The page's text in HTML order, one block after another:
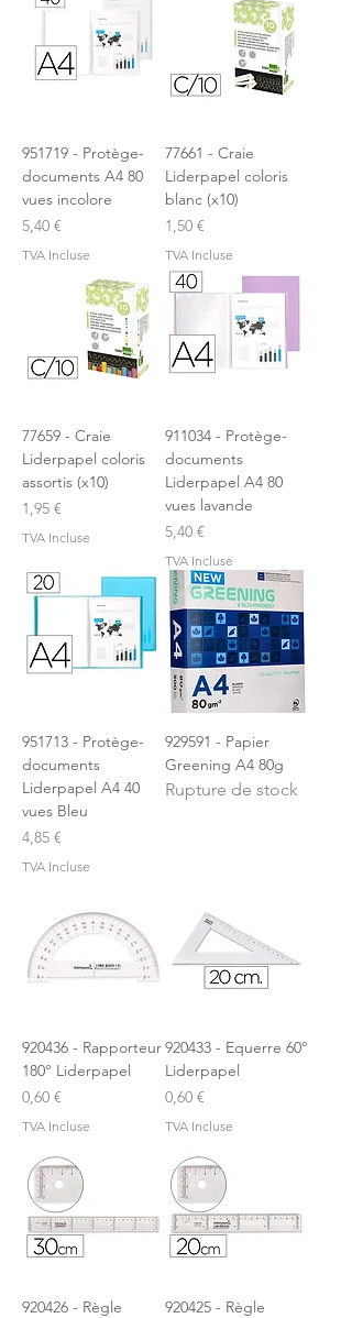
951719 - Protège-
documents A4 80
vues incolore
Prix
5,40 €
TVA Incluse
77661 - Craie
Liderpapel coloris
blanc (x10)
Prix
1,50 €
TVA Incluse
77659 - Craie
Liderpapel coloris
assortis (x10)
Prix
1,95 €
TVA Incluse
911034 - Protège-
documents
Liderpapel A4 80
vues lavande
Prix
5,40 €
TVA Incluse
951713 - Protège-
documents
Liderpapel A4 40
vues Bleu
Prix
4,85 €
TVA Incluse
929591 - Papier
Greening A4 80g
Rupture de stock
920436 - Rapporteur
180° Liderpapel
Prix
0,60 €
TVA Incluse
920433 - Equerre 60°
Liderpapel
Prix
0,60 €
TVA Incluse
920426 - Règle
920425 - Règle